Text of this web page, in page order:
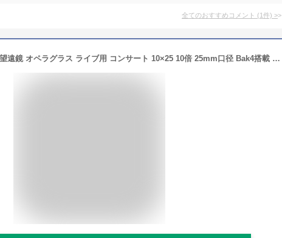
全てのおすすめコメント (1件) >
双眼鏡 ライブ用 カメラ 望遠鏡 オペラグラス ライブ用 コンサート 10×25 10倍 25mm口径 Bak4搭載 防振双眼鏡 高透過率 高倍率 軽量 めがね対応 酔いにくい プレゼント/小型/スポーツ観戦/ライブ/バードウォッチング/登山などのアウトドア 収納バッグ付き